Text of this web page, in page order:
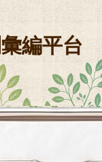
編平台